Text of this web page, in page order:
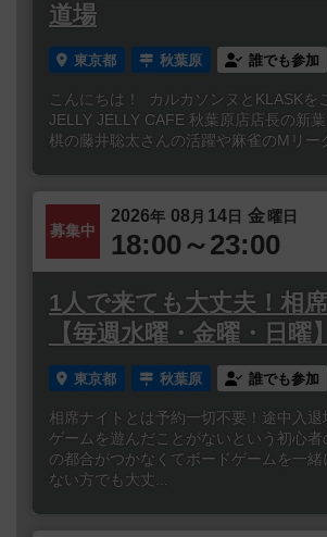
道場
東京都 秋葉原 誰でも参加
こんにちは！ カルカソンヌとKLASKを
JELLY JELLY CAFE 秋葉原店店長の新
棋の藤井聡太さんの活躍や麻雀のMリー
募集中
2026年 08 月 14日 金曜日
18:00～23:00
1人で来ても大丈夫！相
【毎週水曜・金曜・日曜】
東京都 秋葉原 誰でも参加
相席ナイトとは予約一切不要！途中入退
ゲームを遊んだことがないという初心者
の都合がつかなくてボードゲームを一
ない方でも大丈...